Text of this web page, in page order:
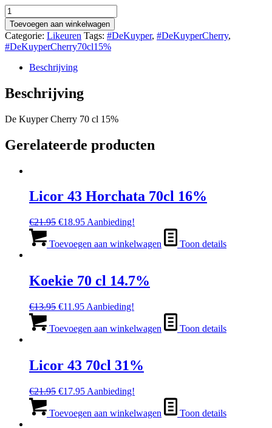
€14.95.€11.95.
De
Kuyper
Cherry
70
cl
15%
Toevoegen aan winkelwagen
Categorie: Likeuren Tags: #DeKuyper, #DeKuyperCherry,
#DeKuyperCherry70cl15%
Beschrijving
Beschrijving
De Kuyper Cherry 70 cl 15%
Gerelateerde producten
Licor 43 Horchata 70cl 16%
€21.95 Oorspronkelijke
was:
€18.95Huidige
is:
Aanbieding!
Toevoegen aan winkelwagen Toon details
Koekie 70 cl 14.7%
€13.95 Oorspronkelijke
was:
€11.95Huidige
is:
Aanbieding!
Toevoegen aan winkelwagen Toon details
Licor 43 70cl 31%
€21.95 Oorspronkelijke
was:
€17.95Huidige
is:
Aanbieding!
Toevoegen aan winkelwagen Toon details